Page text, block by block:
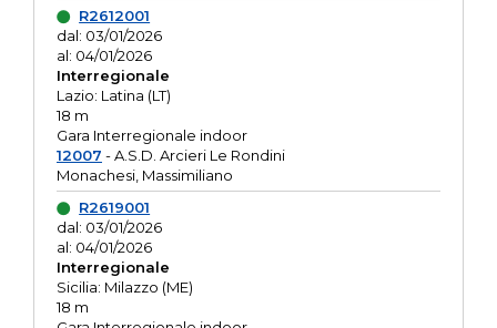
R2612001
dal: 03/01/2026
al: 04/01/2026
Interregionale
Lazio: Latina (LT)
18 m
Gara Interregionale indoor
12007 - A.S.D. Arcieri Le Rondini
Monachesi, Massimiliano
R2619001
dal: 03/01/2026
al: 04/01/2026
Interregionale
Sicilia: Milazzo (ME)
18 m